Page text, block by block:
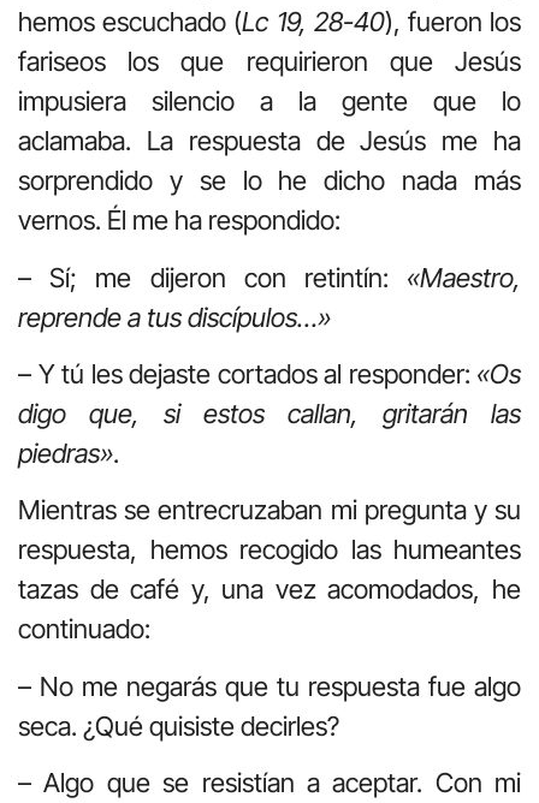
hemos escuchado (Lc 19, 28-40), fueron los
fariseos los que requirieron que Jesús
impusiera silencio a la gente que lo
aclamaba. La respuesta de Jesús me ha
sorprendido y se lo he dicho nada más
vernos. Él me ha respondido:
– Sí; me dijeron con retintín: «Maestro,
reprende a tus discípulos…»
– Y tú les dejaste cortados al responder: «Os
digo que, si estos callan, gritarán las
piedras».
Mientras se entrecruzaban mi pregunta y su
respuesta, hemos recogido las humeantes
tazas de café y, una vez acomodados, he
continuado:
– No me negarás que tu respuesta fue algo
seca. ¿Qué quisiste decirles?
– Algo que se resistían a aceptar. Con mi